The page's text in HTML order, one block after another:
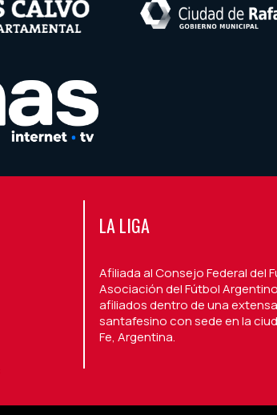
LA LIGA
Afiliada al Consejo Federal del
Asociación del Fútbol
afiliados dentro de una
santafesino con sede en la
Fe, Argentina.